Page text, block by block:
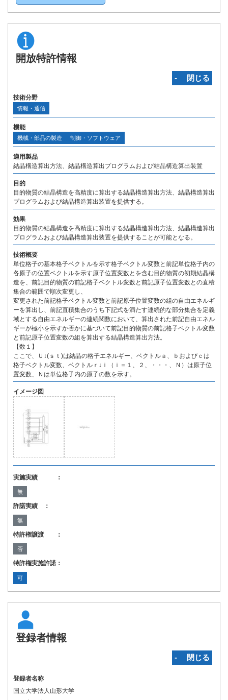
開放特許情報
‐ 閉じる
技術分野
情報・通信
機能
機械・部品の製造 制御・ソフトウェア
適用製品
結晶構造算出方法、結晶構造算出プログラムおよび結晶構造算出装置
目的
目的物質の結晶構造を高精度に算出する結晶構造算出方法、結晶構造算出
プログラムおよび結晶構造算出装置を提供する。
効果
目的物質の結晶構造を高精度に算出する結晶構造算出方法、結晶構造算出
プログラムおよび結晶構造算出装置を提供することが可能となる。
技術概要
単位格子の基本格子ベクトルを示す格子ベクトル変数と前記単位格子内の
各原子の位置ベクトルを示す原子位置変数とを含む目的物質の初期結晶構
造を、前記目的物質の前記格子ベクトル変数と前記原子位置変数との直積
集合の範囲で順次変更し、
変更された前記格子ベクトル変数と前記原子位置変数の組の自由エネルギ
ーを算出し、前記直積集合のうち下記式を満たす連続的な部分集合を定義
域とする自由エネルギーの連続関数において、算出された前記自由エネル
ギーが極小を示すか否かに基づいて前記目的物質の前記格子ベクトル変数
と前記原子位置変数の組を算出する結晶構造算出方法。
【数１】
ここで、Ｕ↓(ｓｔ)は結晶の格子エネルギー、ベクトルａ、ｂおよびｃは
格子ベクトル変数、ベクトルｒ↓ｉ（ｉ＝１、２、・・・、Ｎ）は原子位
置変数、Ｎは単位格子内の原子の数を示す。
イメージ図
実施実績 ：
無
許諾実績 ：
無
特許権譲渡 ：
否
特許権実施許諾：
可
登録者情報
‐ 閉じる
登録者名称
国立大学法人山形大学